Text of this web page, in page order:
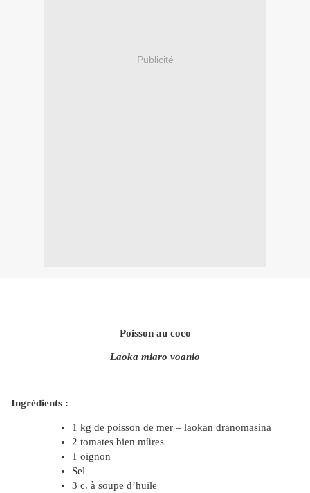
Publicité
Poisson au coco
Laoka miaro voanio
Ingrédients :
1 kg de poisson de mer – laokan dranomasina
2 tomates bien mûres
1 oignon
Sel
3 c. à soupe d’huile